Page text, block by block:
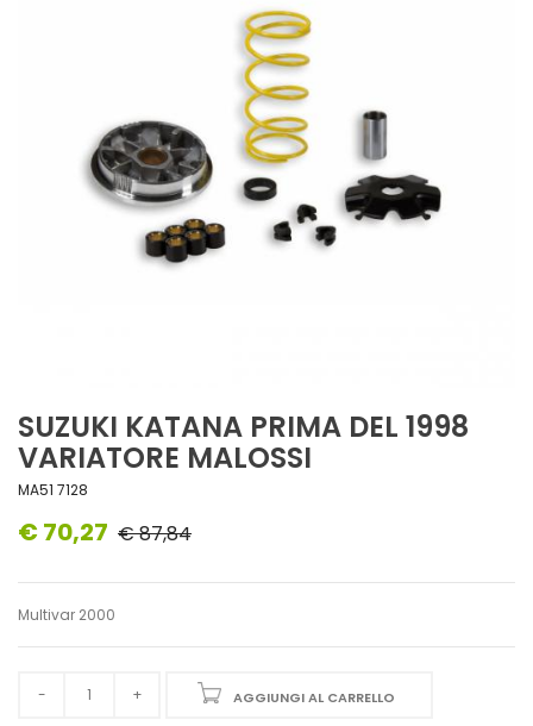
SUZUKI KATANA PRIMA DEL 1998
VARIATORE MALOSSI
MA51 7128
€ 70,27 € 87,84
Multivar 2000
AGGIUNGI AL CARRELLO